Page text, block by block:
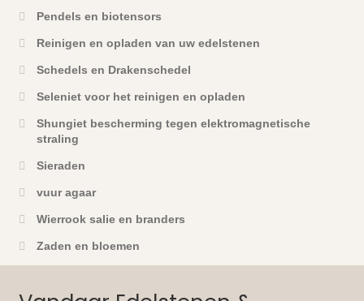
Pendels en biotensors
Reinigen en opladen van uw edelstenen
Schedels en Drakenschedel
Seleniet voor het reinigen en opladen
Shungiet bescherming tegen elektromagnetische
straling
Sieraden
vuur agaar
Wierrook salie en branders
Zaden en bloemen